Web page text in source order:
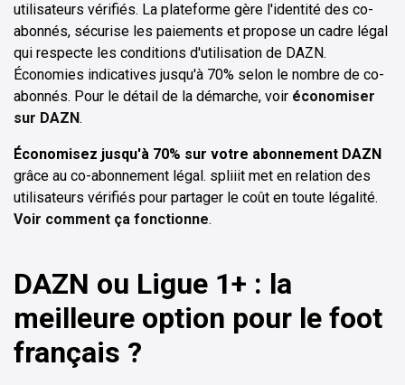
utilisateurs vérifiés. La plateforme gère l'identité des co-
abonnés, sécurise les paiements et propose un cadre légal
qui respecte les conditions d'utilisation de DAZN.
Économies indicatives jusqu'à 70% selon le nombre de co-
abonnés. Pour le détail de la démarche, voir économiser
sur DAZN.
Économisez jusqu'à 70% sur votre abonnement DAZN
grâce au co-abonnement légal. spliiit met en relation des
utilisateurs vérifiés pour partager le coût en toute légalité.
Voir comment ça fonctionne.
DAZN ou Ligue 1+ : la
meilleure option pour le foot
français ?